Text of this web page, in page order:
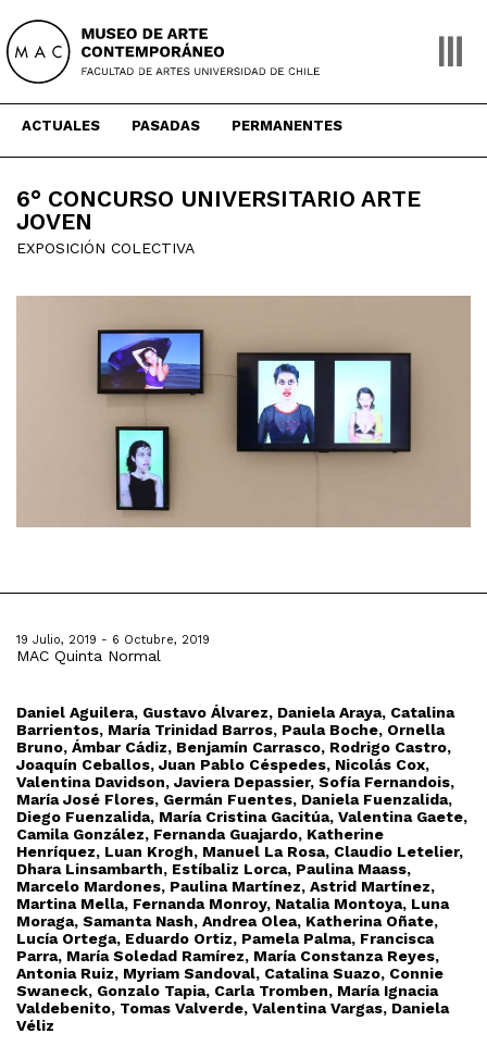
content
ACTUALES PASADAS PERMANENTES
6° CONCURSO UNIVERSITARIO ARTE
JOVEN
EXPOSICIÓN COLECTIVA
19 Julio, 2019 - 6 Octubre, 2019
MAC Quinta Normal
Daniel Aguilera, Gustavo Álvarez, Daniela Araya, Catalina
Barrientos, María Trinidad Barros, Paula Boche, Ornella
Bruno, Ámbar Cádiz, Benjamín Carrasco, Rodrigo Castro,
Joaquín Ceballos, Juan Pablo Céspedes, Nicolás Cox,
Valentina Davidson, Javiera Depassier, Sofía Fernandois,
María José Flores, Germán Fuentes, Daniela Fuenzalida,
Diego Fuenzalida, María Cristina Gacitúa, Valentina Gaete,
Camila González, Fernanda Guajardo, Katherine
Henríquez, Luan Krogh, Manuel La Rosa, Claudio Letelier,
Dhara Linsambarth, Estíbaliz Lorca, Paulina Maass,
Marcelo Mardones, Paulina Martínez, Astrid Martínez,
Martina Mella, Fernanda Monroy, Natalia Montoya, Luna
Moraga, Samanta Nash, Andrea Olea, Katherina Oñate,
Lucía Ortega, Eduardo Ortiz, Pamela Palma, Francisca
Parra, María Soledad Ramírez, María Constanza Reyes,
Antonia Ruiz, Myriam Sandoval, Catalina Suazo, Connie
Swaneck, Gonzalo Tapia, Carla Tromben, María Ignacia
Valdebenito, Tomas Valverde, Valentina Vargas, Daniela
Véliz